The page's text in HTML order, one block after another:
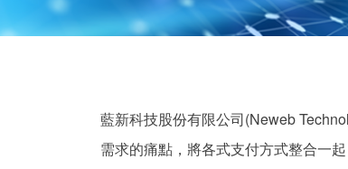
藍新科技股份有限公司(Neweb
需求的痛點，將各式支付方式整合一